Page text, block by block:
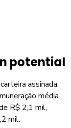
potential
assinada,
média
R$ 2,1 mil,
mil.